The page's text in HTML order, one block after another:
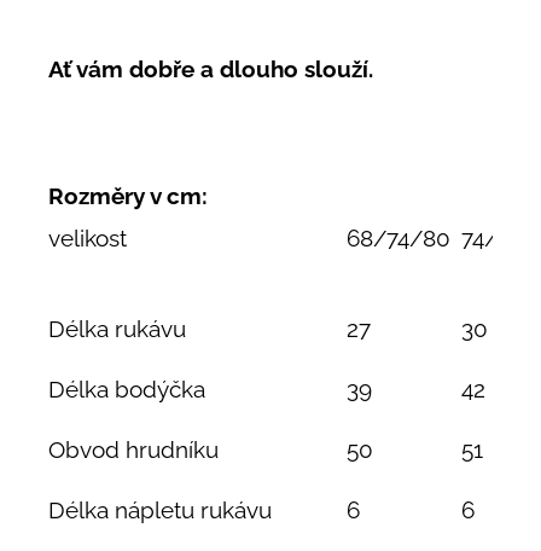
Ať vám dobře a dlouho slouží.
Rozměry v cm:
velikost
68/74/80 74/80/
Délka rukávu 27 30
Délka bodýčka 39 42
Obvod hrudníku 50 51
Délka nápletu rukávu 6 6